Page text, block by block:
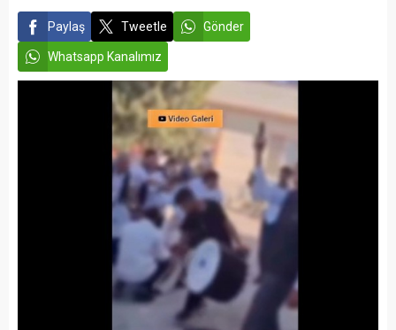
Paylaş Tweetle Gönder
Whatsapp Kanalımız